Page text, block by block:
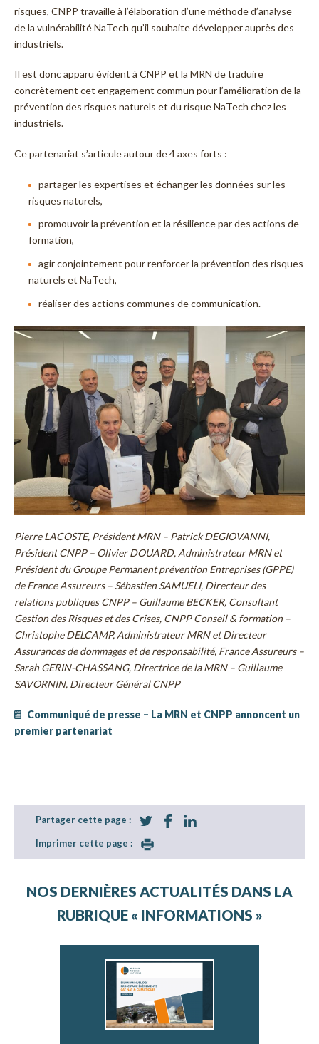
risques, CNPP travaille à l’élaboration d’une méthode d’analyse
de la vulnérabilité NaTech qu’il souhaite développer auprès des
industriels.
Il est donc apparu évident à CNPP et la MRN de traduire
concrètement cet engagement commun pour l’amélioration de la
prévention des risques naturels et du risque NaTech chez les
industriels.
Ce partenariat s’articule autour de 4 axes forts :
partager les expertises et échanger les données sur les
risques naturels,
promouvoir la prévention et la résilience par des actions de
formation,
agir conjointement pour renforcer la prévention des risques
naturels et NaTech,
réaliser des actions communes de communication.
Pierre LACOSTE, Président MRN – Patrick DEGIOVANNI,
Président CNPP – Olivier DOUARD, Administrateur MRN et
Président du Groupe Permanent prévention Entreprises (GPPE)
de France Assureurs – Sébastien SAMUELI, Directeur des
relations publiques CNPP – Guillaume BECKER, Consultant
Gestion des Risques et des Crises, CNPP Conseil & formation –
Christophe DELCAMP, Administrateur MRN et Directeur
Assurances de dommages et de responsabilité, France Assureurs –
Sarah GERIN-CHASSANG, Directrice de la MRN – Guillaume
SAVORNIN, Directeur Général CNPP
Communiqué de presse – La MRN et CNPP annoncent un
premier partenariat
Partager cette page :
Imprimer cette page :
NOS DERNIÈRES ACTUALITÉS DANS LA
RUBRIQUE « INFORMATIONS »